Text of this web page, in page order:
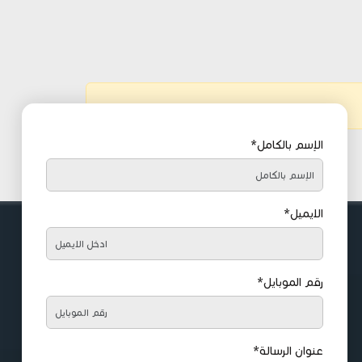
الإسم بالكامل*
الايميل*
رقم الموبايل*
عنوان الرسالة*